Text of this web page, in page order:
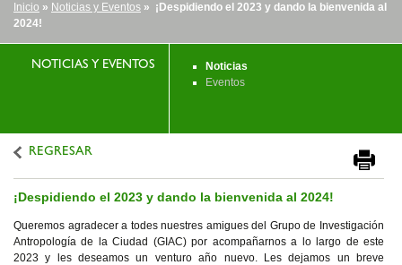
Inicio » Noticias y Eventos » ¡Despidiendo el 2023 y dando la bienvenida al
2024!
NOTICIAS Y EVENTOS
Noticias
Eventos
REGRESAR
¡Despidiendo el 2023 y dando la bienvenida al 2024!
Queremos agradecer a todes nuestres amigues del Grupo de Investigación
Antropología de la Ciudad (GIAC) por acompañarnos a lo largo de este
2023 y les deseamos un venturo año nuevo. Les dejamos un breve